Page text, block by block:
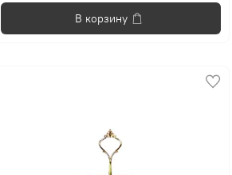
В корзину